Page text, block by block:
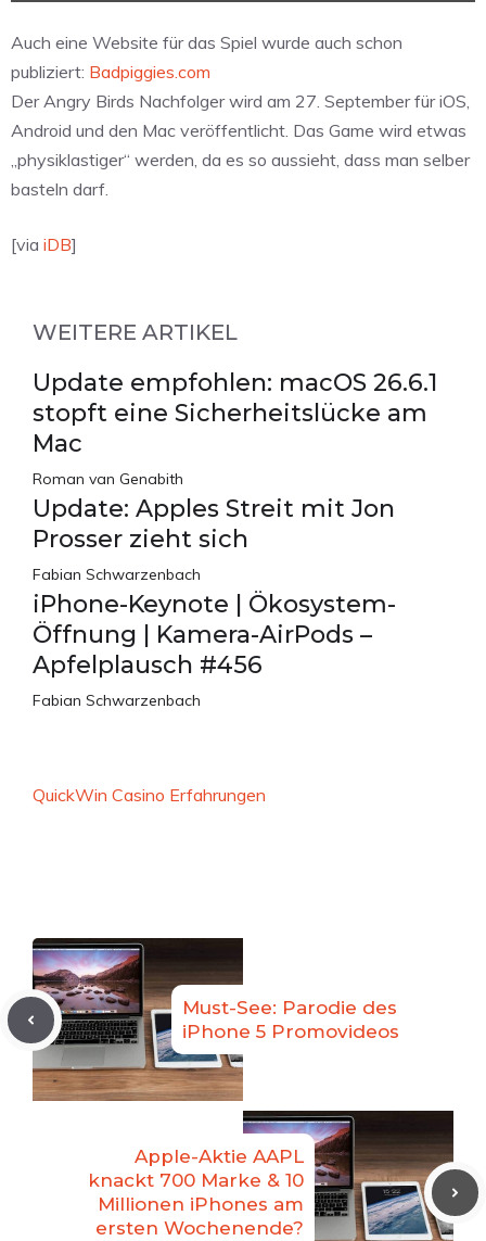
Auch eine Website für das Spiel wurde auch schon
publiziert: Badpiggies.com
Der Angry Birds Nachfolger wird am 27. September für iOS,
Android und den Mac veröffentlicht. Das Game wird etwas
„physiklastiger“ werden, da es so aussieht, dass man selber
basteln darf.
[via iDB]
WEITERE ARTIKEL
Update empfohlen: macOS 26.6.1
stopft eine Sicherheitslücke am
Mac
Roman van Genabith
Update: Apples Streit mit Jon
Prosser zieht sich
Fabian Schwarzenbach
iPhone-Keynote | Ökosystem-
Öffnung | Kamera-AirPods –
Apfelplausch #456
Fabian Schwarzenbach
QuickWin Casino Erfahrungen
Must-See: Parodie des
iPhone 5 Promovideos
Apple-Aktie AAPL
knackt 700 Marke & 10
Millionen iPhones am
ersten Wochenende?